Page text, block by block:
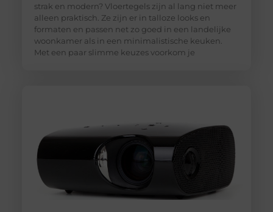
strak en modern? Vloertegels zijn al lang niet meer
alleen praktisch. Ze zijn er in talloze looks en
formaten en passen net zo goed in een landelijke
woonkamer als in een minimalistische keuken.
Met een paar slimme keuzes voorkom je